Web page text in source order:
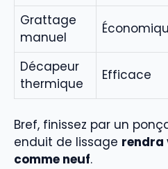
Grattage
manuel
Décapeur
thermique
Efficace
Bref, finissez par un
enduit de lissage rendra
comme neuf.